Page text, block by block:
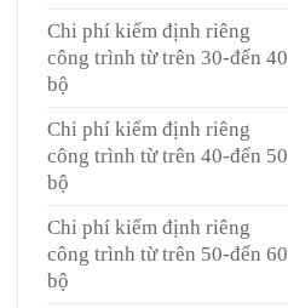
Chi phí kiểm định riêng
công trình từ trên 30-đến 40
bộ
Chi phí kiểm định riêng
công trình từ trên 40-đến 50
bộ
Chi phí kiểm định riêng
công trình từ trên 50-đến 60
bộ